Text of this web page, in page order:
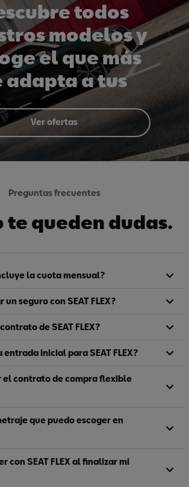
todos
modelos y
el que más
adapta a tus
Todos
SEAT.
Ver ofertas
Preguntas frecuentes
te queden dudas.
la cuota mensual?
seguro con SEAT FLEX?
de SEAT FLEX?
inicial para SEAT FLEX?
el contrato de compra flexible
que puedo escoger en
con SEAT FLEX al finalizar mi